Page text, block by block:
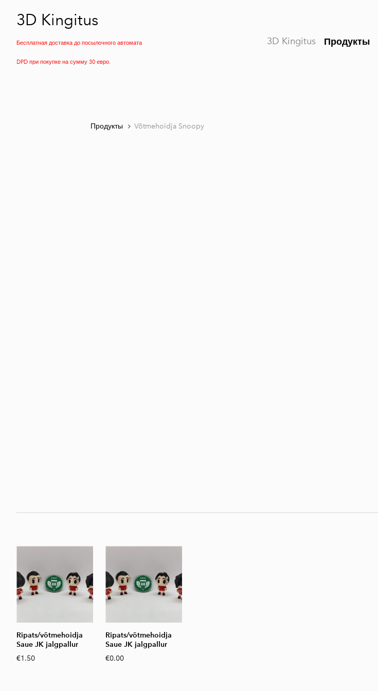
3D Kingitus
Бесплатная доставка до посылочного автомата
DPD при покупке на сумму 30 евро.
3D Kingitus Продукты
Продукты Võtmehoidja Snoopy
Ripats/võtmehoidja
Saue JK jalgpallur
€1.50
Ripats/võtmehoidja
Saue JK jalgpallur
€0.00